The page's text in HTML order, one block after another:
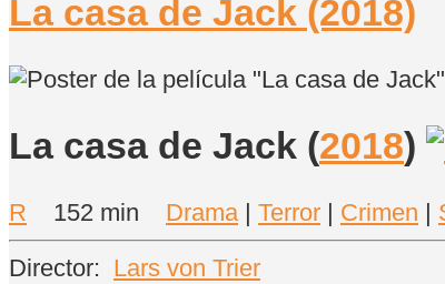
La casa de Jack (2018)
La casa de Jack (2018)
R 152 min Drama | Terror | Crimen |
Director: Lars von Trier